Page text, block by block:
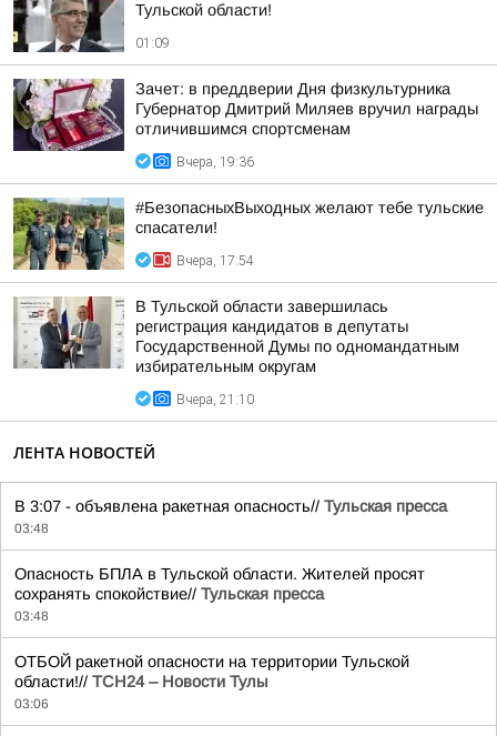
Тульской области!
01:09
Зачет: в преддверии Дня физкультурника
Губернатор Дмитрий Миляев вручил награды
отличившимся спортсменам
Вчера, 19:36
#БезопасныхВыходных желают тебе тульские
спасатели!
Вчера, 17:54
В Тульской области завершилась
регистрация кандидатов в депутаты
Государственной Думы по одномандатным
избирательным округам
Вчера, 21:10
ЛЕНТА НОВОСТЕЙ
В 3:07 - объявлена ракетная опасность// Тульская пресса
03:48
Опасность БПЛА в Тульской области. Жителей просят
сохранять спокойствие// Тульская пресса
03:48
ОТБОЙ ракетной опасности на территории Тульской
области!// ТСН24 – Новости Тулы
03:06